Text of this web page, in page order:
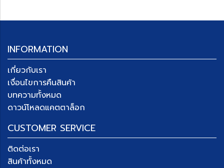
INFORMATION
เกี่ยวกับเรา
เงื่อนไขการคืนสินค้า
บทความทั้งหมด
ดาวน์โหลดแคตตาล็อก
CUSTOMER SERVICE
ติดต่อเรา
สินค้าทั้งหมด